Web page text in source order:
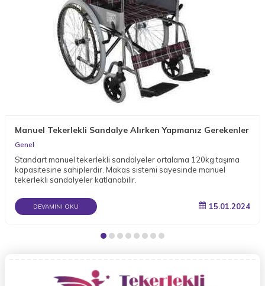
Manuel Tekerlekli Sandalye Alırken Yapmanız Gerekenler
Genel
Standart manuel tekerlekli sandalyeler ortalama 120kg taşıma
kapasitesine sahiplerdir. Makas sistemi sayesinde manuel
tekerlekli sandalyeler katlanabilir.
DEVAMINI OKU 15.01.2024